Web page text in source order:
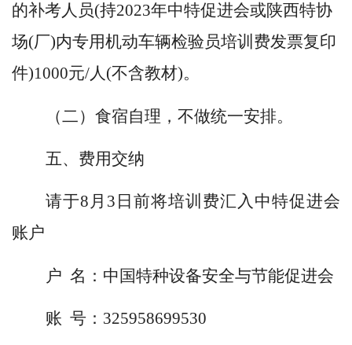
的补考人员(持2023年中特促进会或陕西特协
场(厂)内专用机动车辆检验员培训费发票复印
件)1000元/人(不含教材)。
（二）食宿自理，不做统一安排。
五、费用交纳
请于8月3日前将培训费汇入中特促进会
账户
户 名：中国特种设备安全与节能促进会
账 号：325958699530